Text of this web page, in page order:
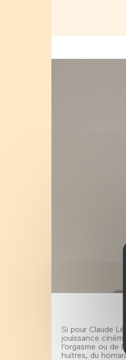
Si pour Claude
jouissance
l’orgasme ou de
huitres, du